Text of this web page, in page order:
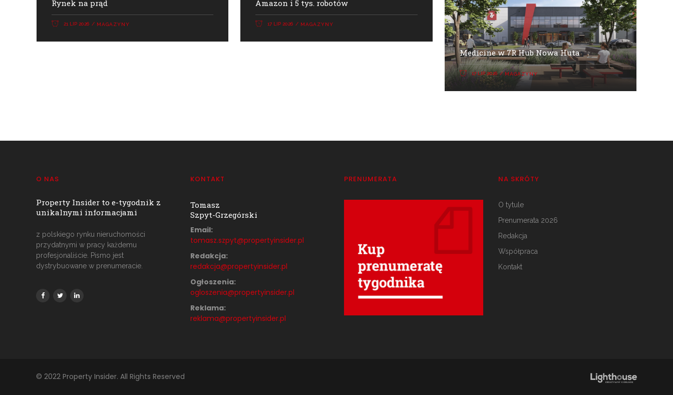
Rynek na prąd
21 LIP 2026 MAGAZYNY
Amazon i 5 tys. robotów
17 LIP 2026 MAGAZYNY
Medicine w 7R Hub Nowa Huta
17 LIP 2026 MAGAZYNY
O NAS
Property Insider to e-tygodnik z
unikalnymi informacjami
z polskiego rynku nieruchomości
przydatnymi w pracy każdemu
profesjonaliście. Pismo jest
dystrybuowane w prenumeracie.
KONTAKT
Tomasz
Szpyt-Grzegórski
Email:
tomasz.szpyt@propertyinsider.pl
Redakcja:
redakcja@propertyinsider.pl
Ogłoszenia:
ogloszenia@propertyinsider.pl
Reklama:
reklama@propertyinsider.pl
PRENUMERATA NA SKRÓTY
O tytule
Prenumerata 2026
Redakcja
Współpraca
Kontakt
© 2022 Property Insider. All Rights Reserved